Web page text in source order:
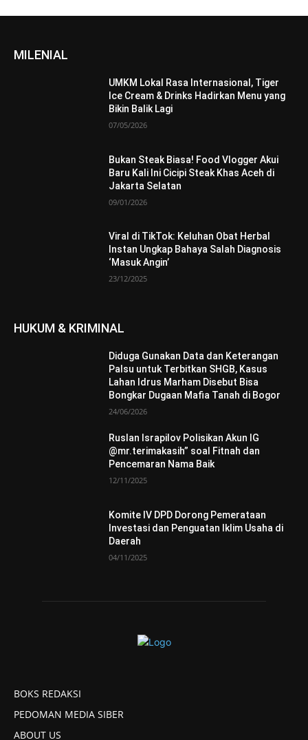
MILENIAL
UMKM Lokal Rasa Internasional, Tiger
Ice Cream & Drinks Hadirkan Menu yang
Bikin Balik Lagi
07/05/2026
Bukan Steak Biasa! Food Vlogger Akui
Baru Kali Ini Cicipi Steak Khas Aceh di
Jakarta Selatan
09/01/2026
Viral di TikTok: Keluhan Obat Herbal
Instan Ungkap Bahaya Salah Diagnosis
‘Masuk Angin’
23/12/2025
HUKUM & KRIMINAL
Diduga Gunakan Data dan Keterangan
Palsu untuk Terbitkan SHGB, Kasus
Lahan Idrus Marham Disebut Bisa
Bongkar Dugaan Mafia Tanah di Bogor
24/06/2026
Ruslan Israpilov Polisikan Akun IG
@mr.terimakasih” soal Fitnah dan
Pencemaran Nama Baik
12/11/2025
Komite IV DPD Dorong Pemerataan
Investasi dan Penguatan Iklim Usaha di
Daerah
04/11/2025
BOKS REDAKSI
PEDOMAN MEDIA SIBER
ABOUT US